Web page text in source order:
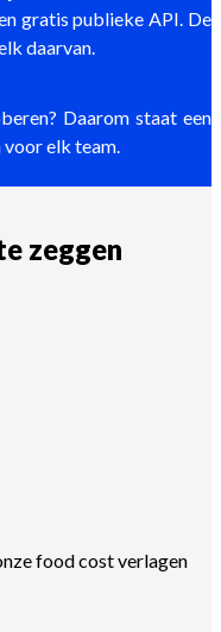
gratis publieke API. De
daarvan.
Daarom staat een
elk team.
zeggen
food cost verlagen